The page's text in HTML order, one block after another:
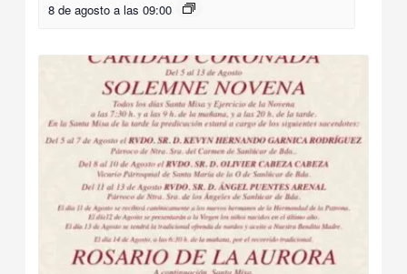
8 de agosto a las 09:00